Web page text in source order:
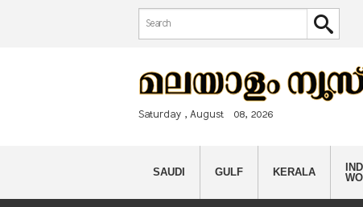
Search form
Search
Saturday , August 08, 2026
SAUDI GULF KERALA